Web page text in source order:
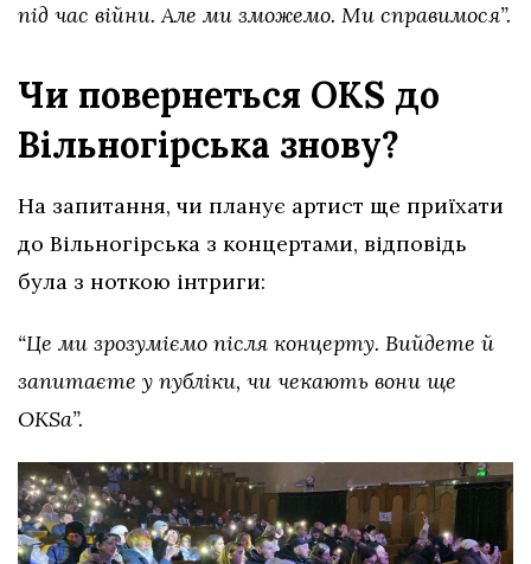
під час війни. Але ми зможемо. Ми справимося”.
Чи повернеться OKS до
Вільногірська знову?
На запитання, чи планує артист ще приїхати
до Вільногірська з концертами, відповідь
була з ноткою інтриги:
“Це ми зрозуміємо після концерту. Вийдете й
запитаєте у публіки, чи чекають вони ще
OKSа”.